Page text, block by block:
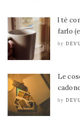
l tè
farlo
by
Le
by